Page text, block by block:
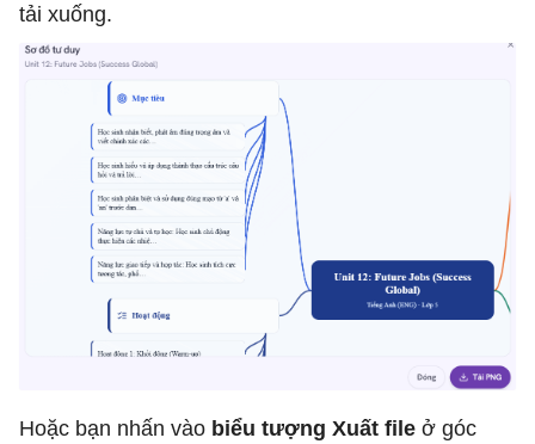
tải xuống.
Hoặc bạn nhấn vào biểu tượng Xuất file ở góc